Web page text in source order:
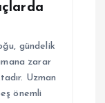
gündelik
zarar
Uzman
önemli